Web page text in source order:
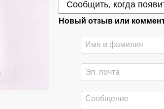
Сообщить, когда
Новый отзыв или